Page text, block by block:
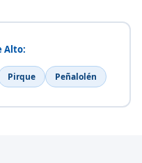
Alto:
Pirque Peñalolén